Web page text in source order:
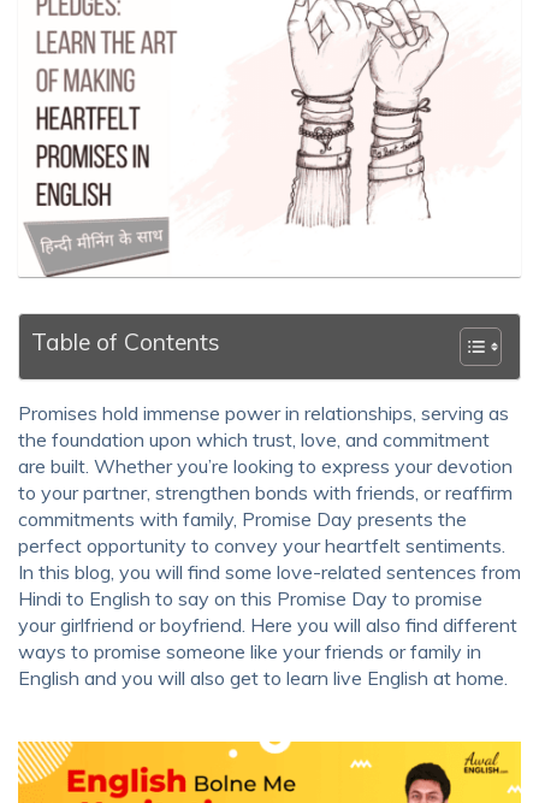
Table of Contents
Promises hold immense power in relationships, serving as
the foundation upon which trust, love, and commitment
are built. Whether you’re looking to express your devotion
to your partner, strengthen bonds with friends, or reaffirm
commitments with family, Promise Day presents the
perfect opportunity to convey your heartfelt sentiments.
In this blog, you will find some love-related sentences from
Hindi to English to say on this Promise Day to promise
your girlfriend or boyfriend. Here you will also find different
ways to promise someone like your friends or family in
English and you will also get to learn live English at home.